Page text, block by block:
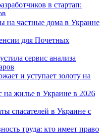
в стартап:
на частные дома в Украине
для Почетных
сервис анализа
и уступает золоту на
на жилье в Украине в 2026
спасателей в Украине с
труда: кто имеет право